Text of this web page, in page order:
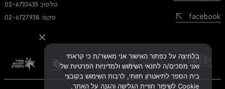
טלפון: 02-6733435
פקס: 02-6727938
facebook
בלחיצה על כפתור האישור אני מאשר/ת כי קראתי
ואני מסכים/ה לתנאי השימוש ולמדיניות הפרטיות של
בית הספר לתיאטרון חזותי, לרבות השימוש בקובצי
Cookie לשיפור חוויית הגלישה והגנה על האתר.